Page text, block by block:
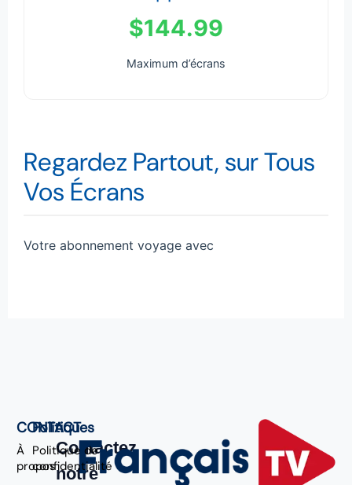
$144.99
Maximum d’écrans
Regardez Partout, sur Tous
Vos Écrans
Votre abonnement voyage avec
CONTACT
À
propos
Politiques
Politique de
confidentialité
Contactez
notre